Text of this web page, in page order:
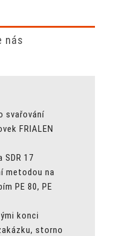
nás
svařování
FRIALEN
SDR 17
metodou na
PE 80, PE
konci
storno